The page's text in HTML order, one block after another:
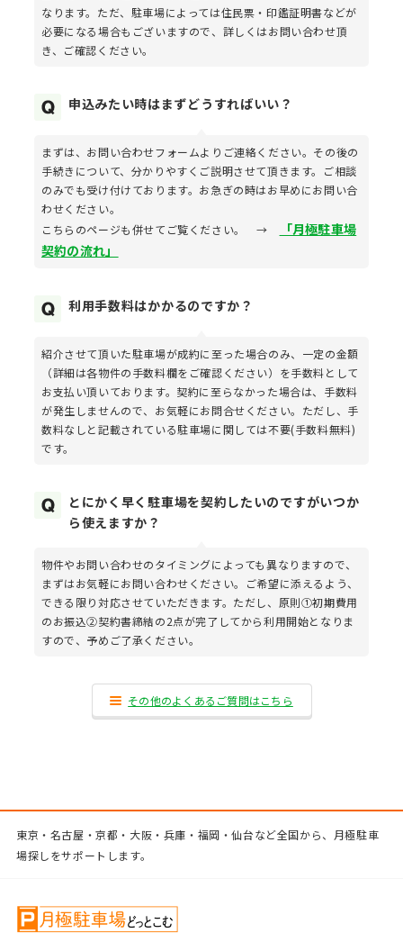
なります。ただ、駐車場によっては住民票・印鑑証明書などが
必要になる場合もございますので、詳しくはお問い合わせ頂
き、ご確認ください。
申込みたい時はまずどうすればいい？
まずは、お問い合わせフォームよりご連絡ください。その後の
手続きについて、分かりやすくご説明させて頂きます。ご相談
のみでも受け付けております。お急ぎの時はお早めにお問い合
わせください。
こちらのページも併せてご覧ください。 →
「月極駐車場
契約の流れ」
利用手数料はかかるのですか？
紹介させて頂いた駐車場が成約に至った場合のみ、一定の金額
（詳細は各物件の手数料欄をご確認ください）を手数料として
お支払い頂いております。契約に至らなかった場合は、手数料
が発生しませんので、お気軽にお問合せください。ただし、手
数料なしと記載されている駐車場に関しては不要(手数料無料)
です。
とにかく早く駐車場を契約したいのですがいつか
ら使えますか？
物件やお問い合わせのタイミングによっても異なりますので、
まずはお気軽にお問い合わせください。ご希望に添えるよう、
できる限り対応させていただきます。ただし、原則①初期費用
のお振込②契約書締結の2点が完了してから利用開始となりま
すので、予めご了承ください。
その他のよくあるご質問はこちら
東京・名古屋・京都・大阪・兵庫・福岡・仙台など全国から、月極駐車
場探しをサポートします。